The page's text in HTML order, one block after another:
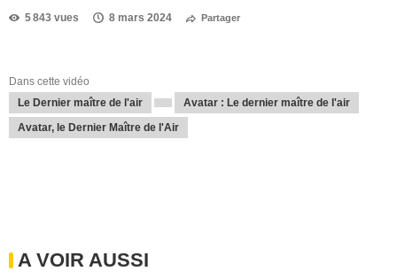
5 843 vues 8 mars 2024 Partager
Dans cette vidéo
Le Dernier maître de l'air
Avatar : Le dernier maître de l'air
Avatar, le Dernier Maître de l'Air
A VOIR AUSSI